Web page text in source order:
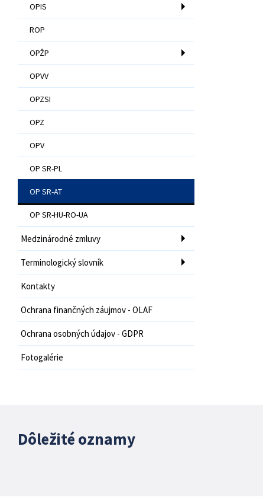
OPIS
ROP
OPŽP
OPVV
OPZSI
OPZ
OPV
OP SR-PL
OP SR-AT
OP SR-HU-RO-UA
Medzinárodné zmluvy
Terminologický slovník
Kontakty
Ochrana finančných záujmov - OLAF
Ochrana osobných údajov - GDPR
Fotogalérie
Dôležité oznamy